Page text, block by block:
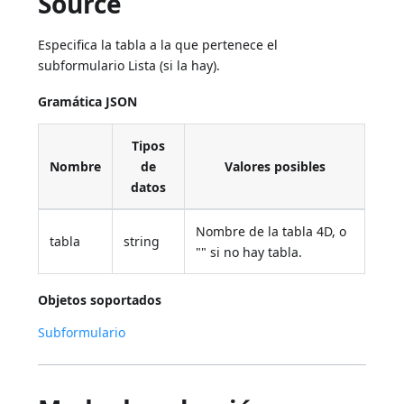
Especifica la tabla a la que pertenece el
subformulario Lista (si la hay).
Gramática JSON
Nombre
Tipos
de
datos
Valores posibles
tabla string
Nombre de la tabla 4D, o
"" si no hay tabla.
Objetos soportados
Subformulario